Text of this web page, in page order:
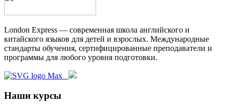
London Express — современная школа английского и
китайского языков для детей и взрослых. Международные
стандарты обучения, сертифицированные преподаватели и
программы для любого уровня подготовки.
Наши курсы